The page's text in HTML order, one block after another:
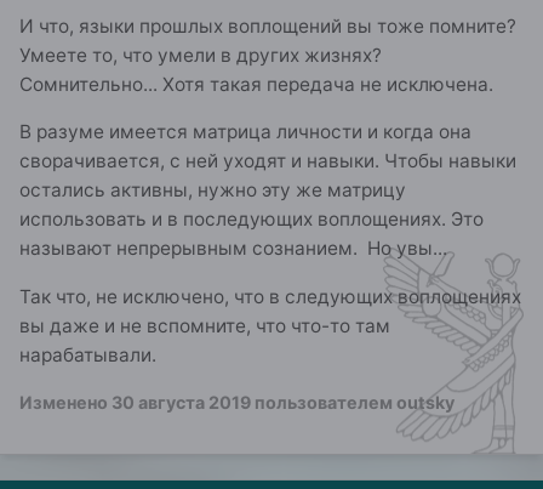
И что, языки прошлых воплощений вы тоже помните?
Умеете то, что умели в других жизнях?
Сомнительно... Хотя такая передача не исключена.
В разуме имеется матрица личности и когда она
сворачивается, с ней уходят и навыки. Чтобы навыки
остались активны, нужно эту же матрицу
использовать и в последующих воплощениях. Это
называют непрерывным сознанием. Но увы...
Так что, не исключено, что в следующих воплощениях
вы даже и не вспомните, что что-то там
нарабатывали.
Изменено 30 августа 2019 пользователем outsky